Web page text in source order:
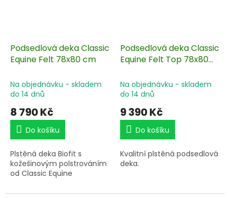
Podsedlová deka Classic
Equine Felt 78x80 cm
Na objednávku - skladem
do 14 dnů
8 790 Kč
Do košíku
Plstěná deka Biofit s
kožešinovým polstrováním
od Classic Equine
Podsedlová deka Classic
Equine Felt Top 78x80
Na objednávku - skladem
do 14 dnů
9 390 Kč
Do košíku
Kvalitní plstěná podsedlová
deka.